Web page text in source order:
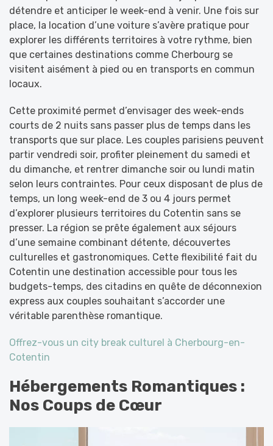
détendre et anticiper le week-end à venir. Une fois sur
place, la location d’une voiture s’avère pratique pour
explorer les différents territoires à votre rythme, bien
que certaines destinations comme Cherbourg se
visitent aisément à pied ou en transports en commun
locaux.
Cette proximité permet d’envisager des week-ends
courts de 2 nuits sans passer plus de temps dans les
transports que sur place. Les couples parisiens peuvent
partir vendredi soir, profiter pleinement du samedi et
du dimanche, et rentrer dimanche soir ou lundi matin
selon leurs contraintes. Pour ceux disposant de plus de
temps, un long week-end de 3 ou 4 jours permet
d’explorer plusieurs territoires du Cotentin sans se
presser. La région se prête également aux séjours
d’une semaine combinant détente, découvertes
culturelles et gastronomiques. Cette flexibilité fait du
Cotentin une destination accessible pour tous les
budgets-temps, des citadins en quête de déconnexion
express aux couples souhaitant s’accorder une
véritable parenthèse romantique.
Offrez-vous un city break culturel à Cherbourg-en-
Cotentin
Hébergements Romantiques :
Nos Coups de Cœur